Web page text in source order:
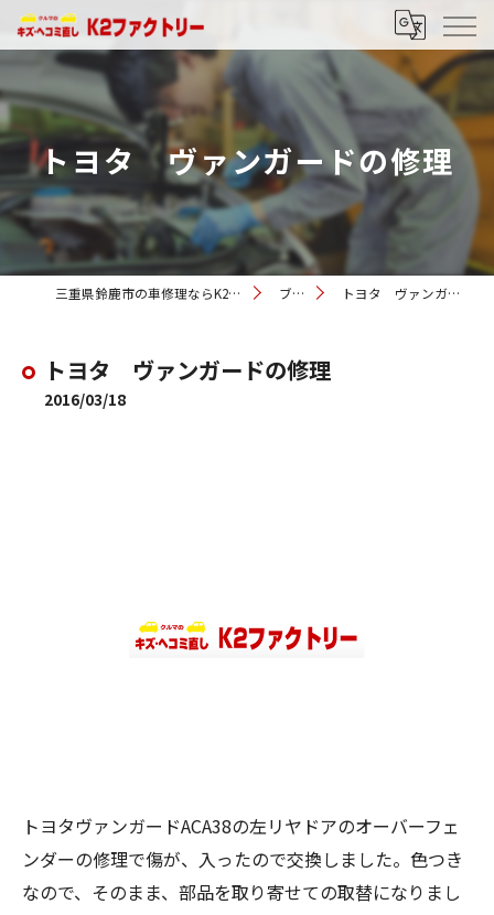
トヨタ ヴァンガードの修理
三重県鈴鹿市の車修理ならK2ファクトリー ブログ トヨタ ヴァンガードの修理
トヨタ ヴァンガードの修理
2016/03/18
トヨタヴァンガードACA38の左リヤドアのオーバーフェ
ンダーの修理で傷が、入ったので交換しました。色つき
なので、そのまま、部品を取り寄せての取替になりまし